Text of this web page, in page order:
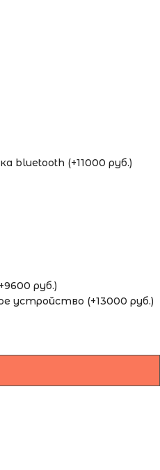
bluetooth (+11000 руб.)
руб.)
устройство (+13000 руб.)